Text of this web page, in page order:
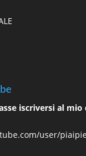
iscriversi al mio
user/